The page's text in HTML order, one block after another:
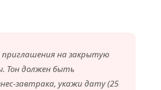
приглашения на закрытую
Тон должен быть
завтрака, укажи дату (25